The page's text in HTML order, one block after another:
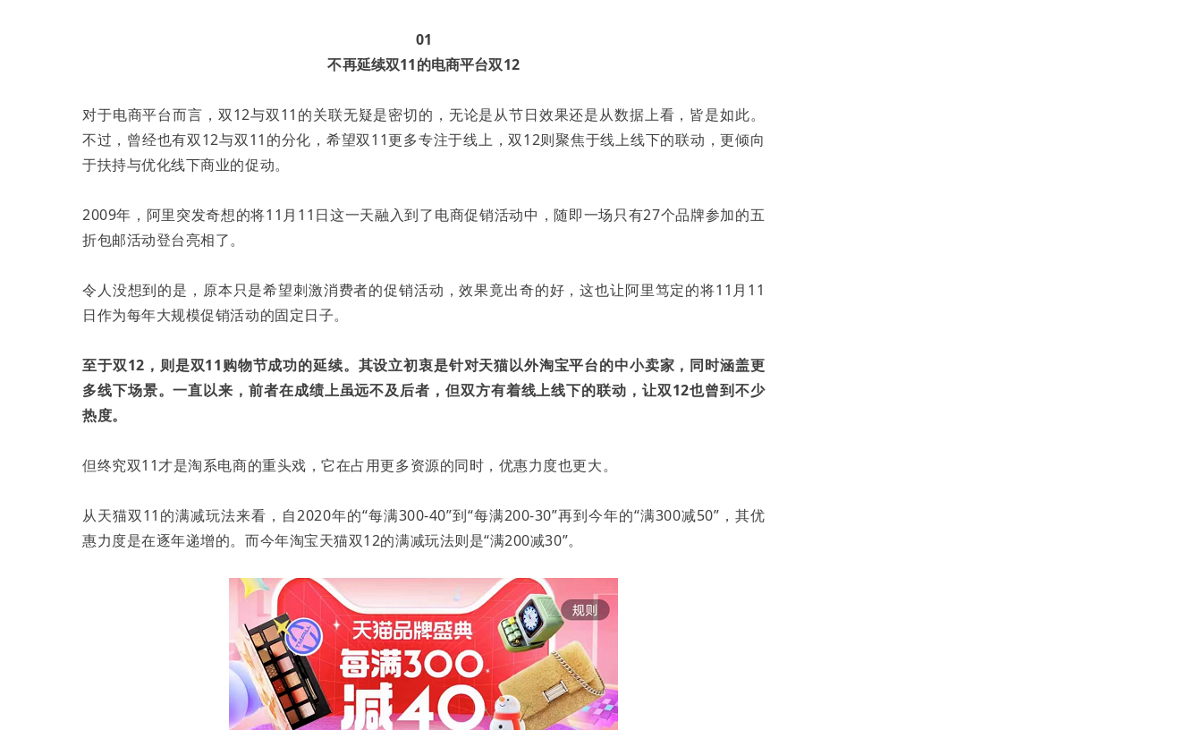
01
不再延续双11的电商平台双12
对于电商平台而言，双12与双11的关联无疑是密切的，无论是从节日效果还是从数据上看，皆是如此。
不过，曾经也有双12与双11的分化，希望双11更多专注于线上，双12则聚焦于线上线下的联动，更倾向
于扶持与优化线下商业的促动。
2009年，阿里突发奇想的将11月11日这一天融入到了电商促销活动中，随即一场只有27个品牌参加的五
折包邮活动登台亮相了。
令人没想到的是，原本只是希望刺激消费者的促销活动，效果竟出奇的好，这也让阿里笃定的将11月11
日作为每年大规模促销活动的固定日子。
至于双12，则是双11购物节成功的延续。其设立初衷是针对天猫以外淘宝平台的中小卖家，同时涵盖更
多线下场景。一直以来，前者在成绩上虽远不及后者，但双方有着线上线下的联动，让双12也曾到不少
热度。
但终究双11才是淘系电商的重头戏，它在占用更多资源的同时，优惠力度也更大。
从天猫双11的满减玩法来看，自2020年的“每满300-40”到“每满200-30”再到今年的“满300减50”，其优
惠力度是在逐年递增的。而今年淘宝天猫双12的满减玩法则是“满200减30”。